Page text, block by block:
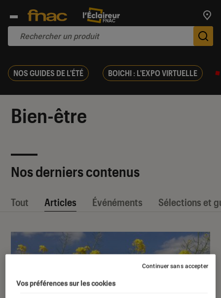
NOS GUIDES DE L'ÉTÉ BOICHI : L'EXPO VIRTUELLE
Bien-être
Nos derniers contenus
Tout Articles Événéments Sélections et
Vos préférences sur les cookies
Continuer sans accepter